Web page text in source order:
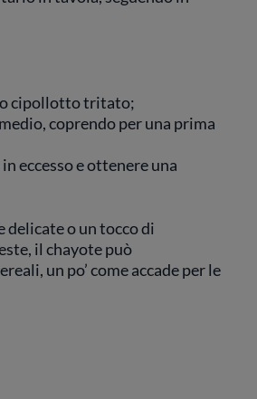
o cipollotto tritato;
coprendo per una prima
eccesso e ottenere una
delicate o un tocco di
il chayote può
un po’ come accade per le